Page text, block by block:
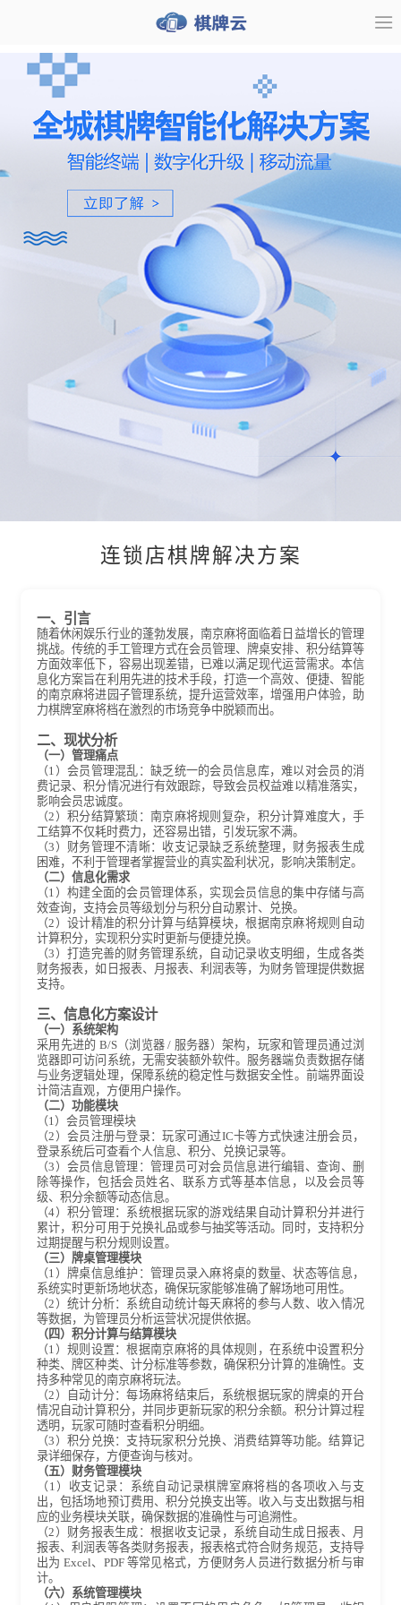
连锁店棋牌解决方案
一、引言
随着休闲娱乐行业的蓬勃发展，南京麻将面临着日益增长的管理
挑战。传统的手工管理方式在会员管理、牌桌安排、积分结算等
方面效率低下，容易出现差错，已难以满足现代运营需求。本信
息化方案旨在利用先进的技术手段，打造一个高效、便捷、智能
的南京麻将进园子管理系统，提升运营效率，增强用户体验，助
力棋牌室麻将档在激烈的市场竞争中脱颖而出。
二、现状分析
（一）管理痛点
（1）会员管理混乱：缺乏统一的会员信息库，难以对会员的消
费记录、积分情况进行有效跟踪，导致会员权益难以精准落实，
影响会员忠诚度。
（2）积分结算繁琐：南京麻将规则复杂，积分计算难度大，手
工结算不仅耗时费力，还容易出错，引发玩家不满。
（3）财务管理不清晰：收支记录缺乏系统整理，财务报表生成
困难，不利于管理者掌握营业的真实盈利状况，影响决策制定。
（二）信息化需求
（1）构建全面的会员管理体系，实现会员信息的集中存储与高
效查询，支持会员等级划分与积分自动累计、兑换。
（2）设计精准的积分计算与结算模块，根据南京麻将规则自动
计算积分，实现积分实时更新与便捷兑换。
（3）打造完善的财务管理系统，自动记录收支明细，生成各类
财务报表，如日报表、月报表、利润表等，为财务管理提供数据
支持。
三、信息化方案设计
（一）系统架构
采用先进的 B/S（浏览器 / 服务器）架构，玩家和管理员通过浏
览器即可访问系统，无需安装额外软件。服务器端负责数据存储
与业务逻辑处理，保障系统的稳定性与数据安全性。前端界面设
计简洁直观，方便用户操作。
（二）功能模块
（1）会员管理模块
（2）会员注册与登录：玩家可通过IC卡等方式快速注册会员，
登录系统后可查看个人信息、积分、兑换记录等。
（3）会员信息管理：管理员可对会员信息进行编辑、查询、删
除等操作，包括会员姓名、联系方式等基本信息，以及会员等
级、积分余额等动态信息。
（4）积分管理：系统根据玩家的游戏结果自动计算积分并进行
累计，积分可用于兑换礼品或参与抽奖等活动。同时，支持积分
过期提醒与积分规则设置。
（三）牌桌管理模块
（1）牌桌信息维护：管理员录入麻将桌的数量、状态等信息，
系统实时更新场地状态，确保玩家能够准确了解场地可用性。
（2）统计分析：系统自动统计每天麻将的参与人数、收入情况
等数据，为管理员分析运营状况提供依据。
（四）积分计算与结算模块
（1）规则设置：根据南京麻将的具体规则，在系统中设置积分
种类、牌区种类、计分标准等参数，确保积分计算的准确性。支
持多种常见的南京麻将玩法。
（2）自动计分：每场麻将结束后，系统根据玩家的牌桌的开台
情况自动计算积分，并同步更新玩家的积分余额。积分计算过程
透明，玩家可随时查看积分明细。
（3）积分兑换：支持玩家积分兑换、消费结算等功能。结算记
录详细保存，方便查询与核对。
（五）财务管理模块
（1）收支记录：系统自动记录棋牌室麻将档的各项收入与支
出，包括场地预订费用、积分兑换支出等。收入与支出数据与相
应的业务模块关联，确保数据的准确性与可追溯性。
（2）财务报表生成：根据收支记录，系统自动生成日报表、月
报表、利润表等各类财务报表，报表格式符合财务规范，支持导
出为 Excel、PDF 等常见格式，方便财务人员进行数据分析与审
计。
（六）系统管理模块